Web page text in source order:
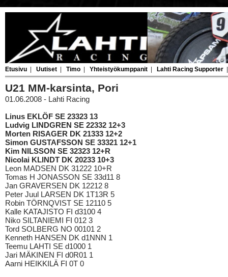
Etusivu Uutiset Timo Yhteistyökumppanit Lahti Racing Supporter
U21 MM-karsinta, Pori
01.06.2008 - Lahti Racing
Linus EKLÖF SE 23323 13
Ludvig LINDGREN SE 22332 12+3
Morten RISAGER DK 21333 12+2
Simon GUSTAFSSON SE 33321 12+1
Kim NILSSON SE 32323 12+R
Nicolai KLINDT DK 20233 10+3
Leon MADSEN DK 31222 10+R
Tomas H JONASSON SE 33d11 8
Jan GRAVERSEN DK 12212 8
Peter Juul LARSEN DK 1T13R 5
Robin TÖRNQVIST SE 12110 5
Kalle KATAJISTO FI d3100 4
Niko SILTANIEMI FI 012 3
Tord SOLBERG NO 00101 2
Kenneth HANSEN DK d1NNN 1
Teemu LAHTI SE d1000 1
Jari MÄKINEN FI d0R01 1
Aarni HEIKKILÄ FI 0T 0